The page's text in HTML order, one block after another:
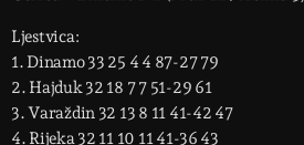
Ljestvica:
1. Dinamo 33 25 4 4 87-27 79
2. Hajduk 32 18 7 7 51-29 61
3. Varaždin 32 13 8 11 41-42 47
4. Rijeka 32 11 10 11 41-36 43